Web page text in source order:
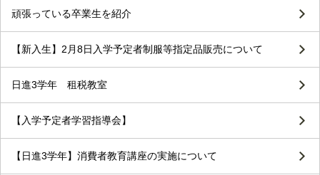
頑張っている卒業生を紹介
【新入生】2月8日入学予定者制服等指定品販売について
日進3学年 租税教室
【入学予定者学習指導会】
【日進3学年】消費者教育講座の実施について